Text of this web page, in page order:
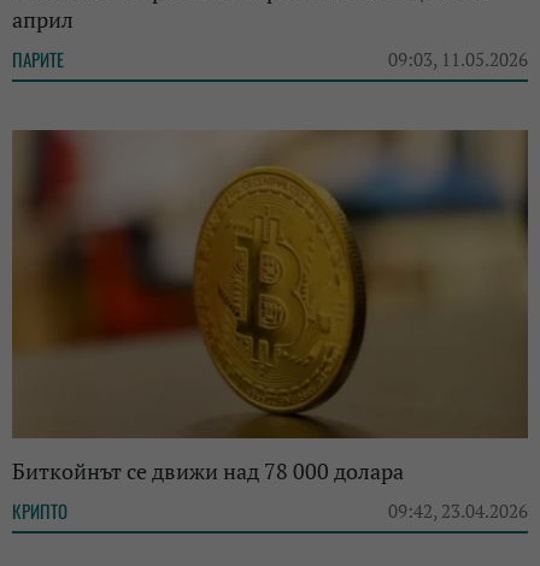
април
ПАРИТЕ 09:03, 11.05.2026
Биткойнът се движи над 78 000 долара
КРИПТО 09:42, 23.04.2026